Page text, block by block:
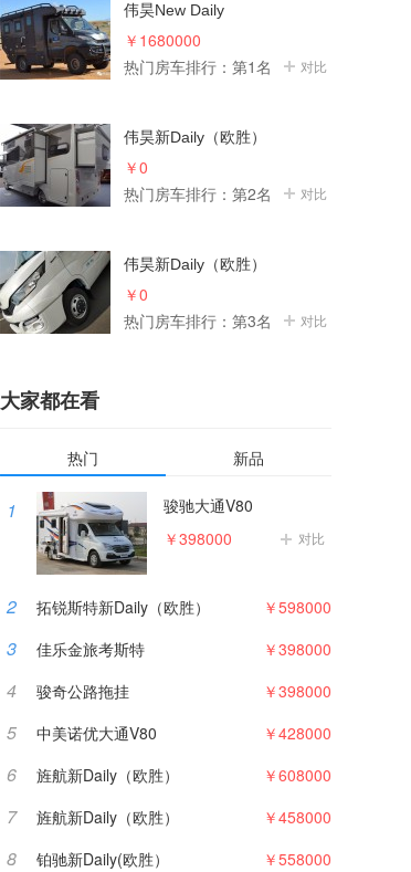
伟昊New Daily
￥1680000
热门房车排行：第1名
对比
伟昊新Daily（欧胜）
￥0
热门房车排行：第2名
对比
伟昊新Daily（欧胜）
￥0
热门房车排行：第3名
对比
大家都在看
热门 新品
1 骏驰大通V80
对比
￥398000
2 拓锐斯特新Daily（欧胜） ￥598000
3 佳乐金旅考斯特 ￥398000
4 骏奇公路拖挂 ￥398000
5 中美诺优大通V80 ￥428000
6 旌航新Daily（欧胜） ￥608000
7 旌航新Daily（欧胜） ￥458000
8 铂驰新Daily(欧胜） ￥558000